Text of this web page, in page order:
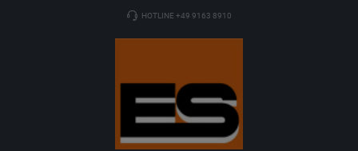
HOTLINE +49 9163 8910